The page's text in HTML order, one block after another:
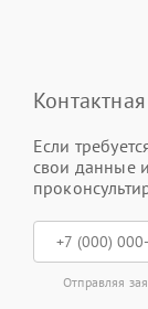
Если
свои данные
Отправляя